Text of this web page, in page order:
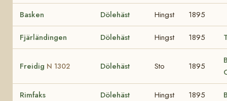
Basken Dölehäst Hingst 1895
Fjärländingen Dölehäst Hingst 1895
Freidig N 1302 Dölehäst Sto 1895
Rimfaks Dölehäst Hingst 1895